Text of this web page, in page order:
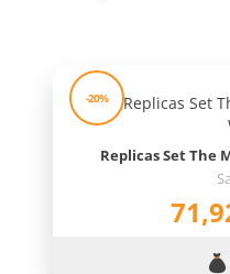
-20%
Replicas Set The